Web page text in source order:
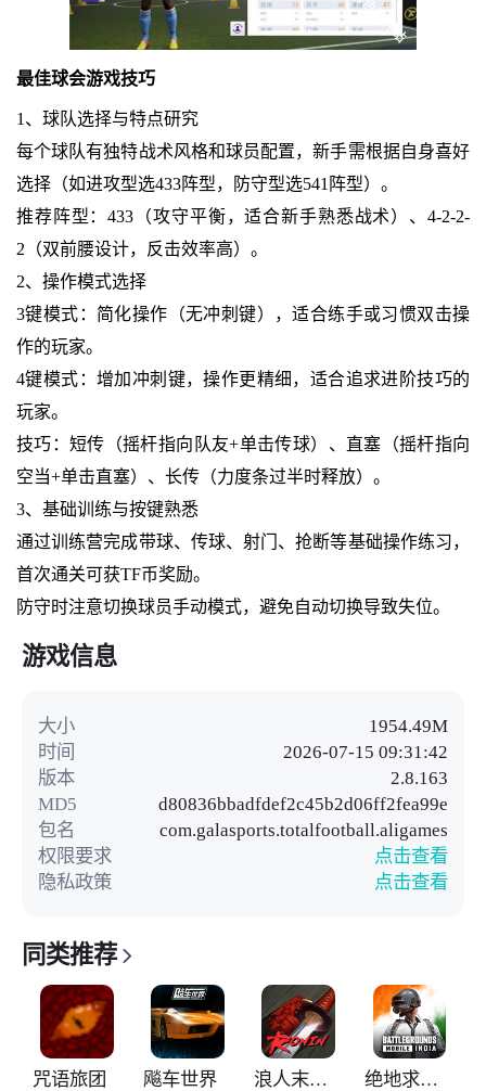
最佳球会游戏技巧
1、球队选择与特点研究
每个球队有独特战术风格和球员配置，新手需根据自身喜好
选择（如进攻型选433阵型，防守型选541阵型）。
推荐阵型：433（攻守平衡，适合新手熟悉战术）、4-2-2-
2（双前腰设计，反击效率高）。
2、操作模式选择
3键模式：简化操作（无冲刺键），适合练手或习惯双击操
作的玩家。
4键模式：增加冲刺键，操作更精细，适合追求进阶技巧的
玩家。
技巧：短传（摇杆指向队友+单击传球）、直塞（摇杆指向
空当+单击直塞）、长传（力度条过半时释放）。
3、基础训练与按键熟悉
通过训练营完成带球、传球、射门、抢断等基础操作练习，
首次通关可获TF币奖励。
防守时注意切换球员手动模式，避免自动切换导致失位。
游戏信息
大小
1954.49M
时间
2026-07-15 09:31:42
版本
2.8.163
MD5
d80836bbadfdef2c45b2d06ff2fea99e
包名
com.galasports.totalfootball.aligames
权限要求
点击查看
隐私政策
点击查看
同类推荐
咒语旅团 飚车世界 浪人末代武士 绝地求生印度版